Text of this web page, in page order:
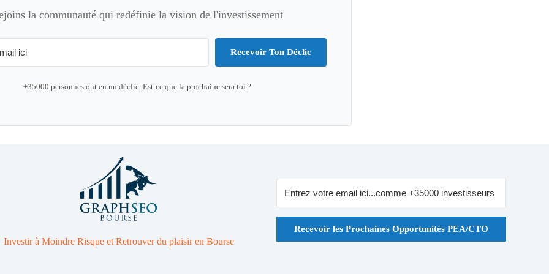
la communauté qui redéfinie la vision de l'investissement
Recevoir Ton Déclic
+35000 personnes ont eu un déclic. Est-ce que la prochaine sera toi ?
Investir à Moindre Risque et Retrouver du plaisir en Bourse
Recevoir les Prochaines Opportunités PEA/CTO